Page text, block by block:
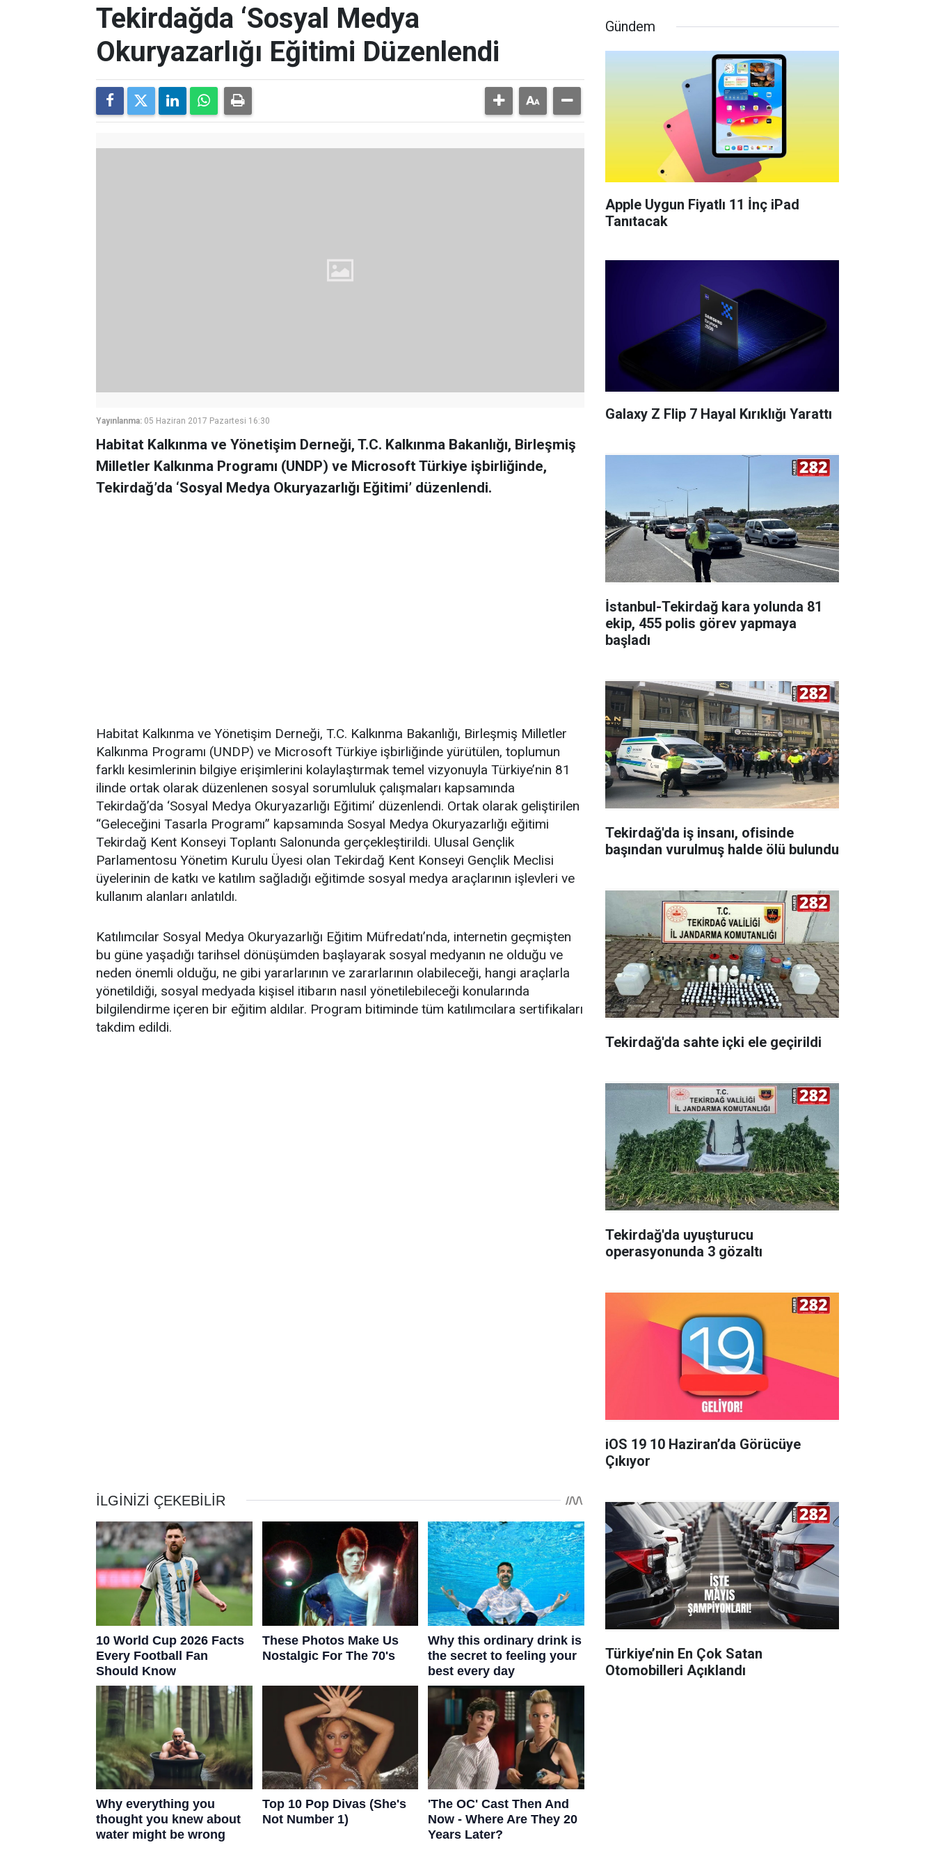
Tekirdağda ‘Sosyal Medya
Okuryazarlığı Eğitimi Düzenlendi
Yayınlanma: 05 Haziran 2017 Pazartesi 16:30
Habitat Kalkınma ve Yönetişim Derneği, T.C. Kalkınma Bakanlığı, Birleşmiş
Milletler Kalkınma Programı (UNDP) ve Microsoft Türkiye işbirliğinde,
Tekirdağ’da ‘Sosyal Medya Okuryazarlığı Eğitimi’ düzenlendi.
Habitat Kalkınma ve Yönetişim Derneği, T.C. Kalkınma Bakanlığı, Birleşmiş Milletler
Kalkınma Programı (UNDP) ve Microsoft Türkiye işbirliğinde yürütülen, toplumun
farklı kesimlerinin bilgiye erişimlerini kolaylaştırmak temel vizyonuyla Türkiye’nin 81
ilinde ortak olarak düzenlenen sosyal sorumluluk çalışmaları kapsamında
Tekirdağ’da ‘Sosyal Medya Okuryazarlığı Eğitimi’ düzenlendi. Ortak olarak geliştirilen
“Geleceğini Tasarla Programı” kapsamında Sosyal Medya Okuryazarlığı eğitimi
Tekirdağ Kent Konseyi Toplantı Salonunda gerçekleştirildi. Ulusal Gençlik
Parlamentosu Yönetim Kurulu Üyesi olan Tekirdağ Kent Konseyi Gençlik Meclisi
üyelerinin de katkı ve katılım sağladığı eğitimde sosyal medya araçlarının işlevleri ve
kullanım alanları anlatıldı.
Katılımcılar Sosyal Medya Okuryazarlığı Eğitim Müfredatı’nda, internetin geçmişten
bu güne yaşadığı tarihsel dönüşümden başlayarak sosyal medyanın ne olduğu ve
neden önemli olduğu, ne gibi yararlarının ve zararlarının olabileceği, hangi araçlarla
yönetildiği, sosyal medyada kişisel itibarın nasıl yönetilebileceği konularında
bilgilendirme içeren bir eğitim aldılar. Program bitiminde tüm katılımcılara sertifikaları
takdim edildi.
Gündem
Apple Uygun Fiyatlı 11 İnç iPad
Tanıtacak
Galaxy Z Flip 7 Hayal Kırıklığı Yarattı
İstanbul-Tekirdağ kara yolunda 81
ekip, 455 polis görev yapmaya
başladı
Tekirdağ'da iş insanı, ofisinde
başından vurulmuş halde ölü bulundu
Tekirdağ'da sahte içki ele geçirildi
Tekirdağ'da uyuşturucu
operasyonunda 3 gözaltı
iOS 19 10 Haziran’da Görücüye
Çıkıyor
Türkiye’nin En Çok Satan
Otomobilleri Açıklandı